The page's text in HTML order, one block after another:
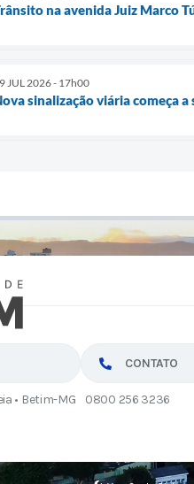
na avenida Juiz Marco
JUL 2026 - 17h00
sinalização viária começa
• Betim-MG
CONTATO
0800 256 3236